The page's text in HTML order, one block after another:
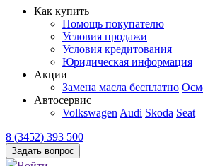
Как купить
Помощь покупателю
Условия продажи
Условия кредитования
Юридическая информация
Акции
Замена масла бесплатно
Автосервис
Volkswagen Audi Skoda Seat
8 (3452) 393 500
Задать вопрос